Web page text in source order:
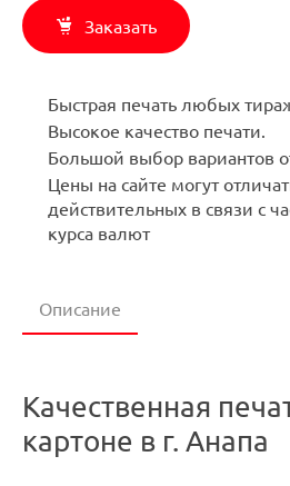
Заказать
Быстрая печать любых
Высокое качество печати.
Большой выбор вариантов
Цены на сайте могут
действительных в связи с
курса валют
Описание
Качественная
картоне в г. Анапа